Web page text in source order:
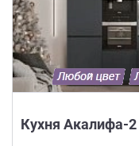
Кухня Акалифа-2